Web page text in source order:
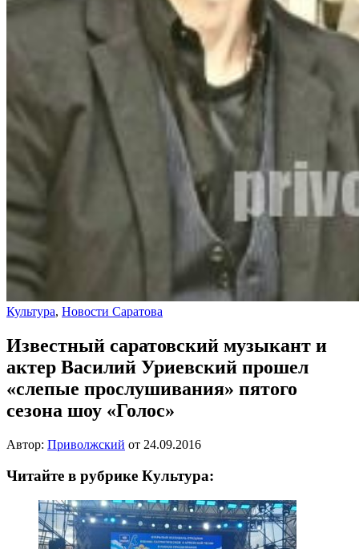
Культура, Новости Саратова
Известный саратовский музыкант и
актер Василий Уриевский прошел
«слепые прослушивания» пятого
сезона шоу «Голос»
Автор: Приволжский от 24.09.2016
Читайте в рубрике Культура: